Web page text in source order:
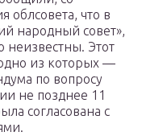
облсовета, что в
народный совет»,
неизвестны. Этот
из которых —
по вопросу
не позднее 11
согласована с